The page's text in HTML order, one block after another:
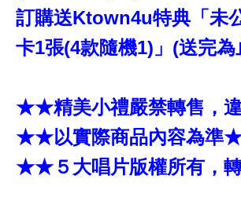
訂購送Ktown4u特典「未
卡1張(4款隨機1)」(送完為
★★精美小禮嚴禁轉售，
★★以實際商品內容為
★★５大唱片版權所有，